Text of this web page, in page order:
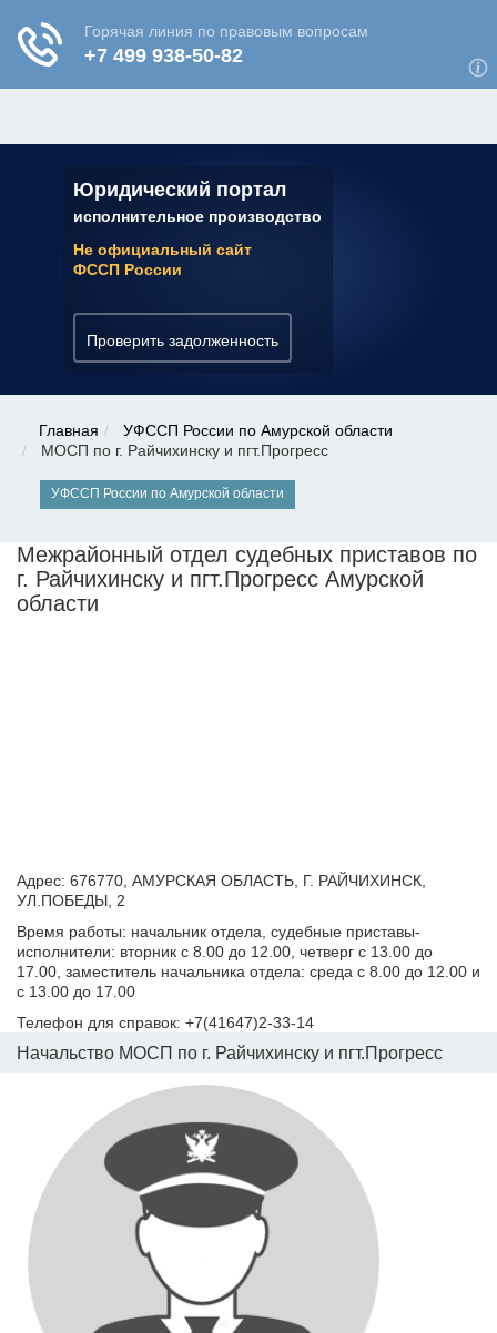
Юридический портал
исполнительное производство
Не официальный сайт
ФССП России
Проверить задолженность
✆ 7 (800) 350-22-64
Главная
УФССП России по Амурской области
МОСП по г. Райчихинску и пгт.Прогресс
УФССП России по Амурской области
Межрайонный отдел судебных приставов по
г. Райчихинску и пгт.Прогресс Амурской
области
Адрес: 676770, АМУРСКАЯ ОБЛАСТЬ, Г. РАЙЧИХИНСК,
УЛ.ПОБЕДЫ, 2
Время работы: начальник отдела, судебные приставы-
исполнители: вторник с 8.00 до 12.00, четверг с 13.00 до
17.00, заместитель начальника отдела: среда с 8.00 до 12.00 и
с 13.00 до 17.00
Телефон для справок: +7(41647)2-33-14
Начальство МОСП по г. Райчихинску и пгт.Прогресс